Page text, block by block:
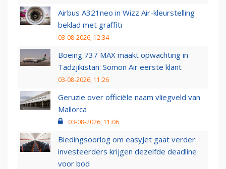
Airbus A321neo in Wizz Air-kleurstelling
beklad met graffiti
03-08-2026, 12:34
Boeing 737 MAX maakt opwachting in
Tadzjikistan: Somon Air eerste klant
03-08-2026, 11:26
Geruzie over officiële naam vliegveld van
Mallorca
03-08-2026, 11:06
Biedingsoorlog om easyJet gaat verder:
investeerders krijgen dezelfde deadline
voor bod